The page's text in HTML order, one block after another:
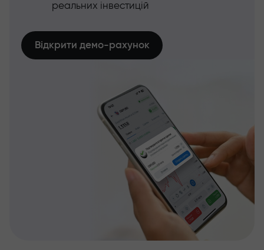
реальних інвестицій
Відкрити демо-рахунок